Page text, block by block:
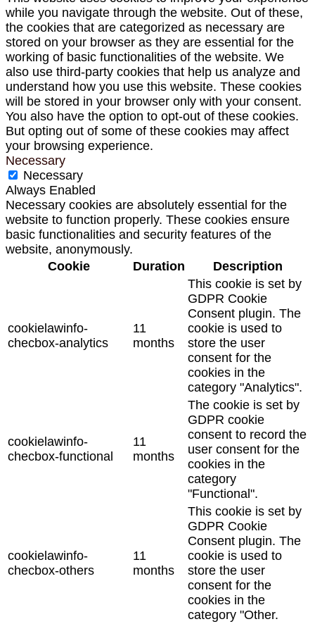
while you navigate through the website. Out of these,
the cookies that are categorized as necessary are
stored on your browser as they are essential for the
working of basic functionalities of the website. We
also use third-party cookies that help us analyze and
understand how you use this website. These cookies
will be stored in your browser only with your consent.
You also have the option to opt-out of these cookies.
But opting out of some of these cookies may affect
your browsing experience.
Necessary
Necessary
Always Enabled
Necessary cookies are absolutely essential for the
website to function properly. These cookies ensure
basic functionalities and security features of the
website, anonymously.
Cookie
Duration Description
cookielawinfo-
checbox-analytics
11
months
This cookie is set by
GDPR Cookie
Consent plugin. The
cookie is used to
store the user
consent for the
cookies in the
category "Analytics".
cookielawinfo-
checbox-functional
11
months
The cookie is set by
GDPR cookie
consent to record the
user consent for the
cookies in the
category
"Functional".
cookielawinfo-
checbox-others
11
months
This cookie is set by
GDPR Cookie
Consent plugin. The
cookie is used to
store the user
consent for the
cookies in the
category "Other.